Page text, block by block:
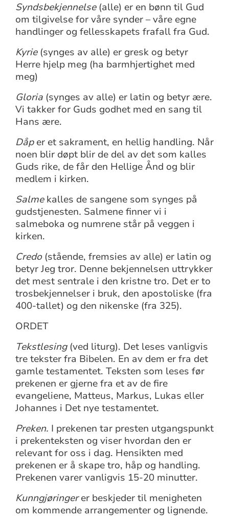
Syndsbekjennelse(alle) er en bønn til Gud
om tilgivelse for våre synder – våre egne
handlinger og fellesskapets frafall fra Gud.
Kyrie(synges av alle) er gresk og betyr
Herre hjelp meg (ha barmhjertighet med
meg)
Gloria(synges av alle) er latin og betyr ære.
Vi takker for Guds godhet med en sang til
Hans ære.
Dåper et sakrament, en hellig handling. Når
noen blir døpt blir de del av det som kalles
Guds rike, de får den Hellige Ånd og blir
medlem i kirken.
Salmekalles de sangene som synges på
gudstjenesten. Salmene finner vi i
salmeboka og numrene står på veggen i
kirken.
Credo (stående, fremsies av alle) er latin og
betyr Jeg tror. Denne bekjennelsen uttrykker
det mest sentrale i den kristne tro. Det er to
trosbekjennelser i bruk, den apostoliske (fra
400-tallet) og den nikenske (fra 325).
ORDET
Tekstlesing(ved liturg). Det leses vanligvis
tre tekster fra Bibelen. En av dem er fra det
gamle testamentet. Teksten som leses før
prekenen er gjerne fra et av de fire
evangeliene, Matteus, Markus, Lukas eller
Johannes i Det nye testamentet.
Preken. I prekenen tar presten utgangspunkt
i prekenteksten og viser hvordan den er
relevant for oss i dag. Hensikten med
prekenen er å skape tro, håp og handling.
Prekenen varer vanligvis 15-20 minutter.
Kunngjøringerer beskjeder til menigheten
om kommende arrangementer og lignende.